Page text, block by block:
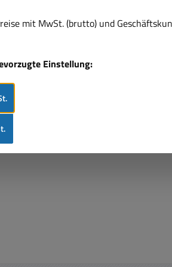
bis max. 60Watt
Hohlstecker
des Ausgangskabel
1500mm = 1,5m
Leerlaufleistung, max.:
Restwelligkeit nur
mit MwSt. (brutto) und
Einstellung: